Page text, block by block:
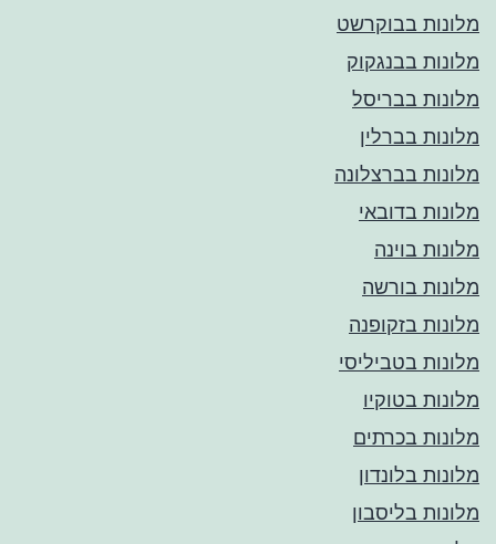
מלונות בבוקרשט
מלונות בבנגקוק
מלונות בבריסל
מלונות בברלין
מלונות בברצלונה
מלונות בדובאי
מלונות בוינה
מלונות בורשה
מלונות בזקופנה
מלונות בטביליסי
מלונות בטוקיו
מלונות בכרתים
מלונות בלונדון
מלונות בליסבון